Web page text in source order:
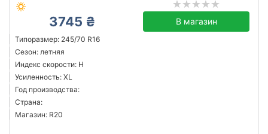
3745 ₴ В магазин
Типоразмер: 245/70 R16
Сезон: летняя
Индекс скорости: H
Усиленность: XL
Год производства:
Страна:
Магазин: R20